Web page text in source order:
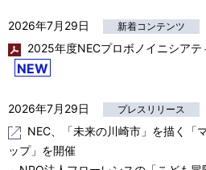
2026年7月29日 新着コンテンツ
2025年度NECプロボノイニシアテ
NEW
2026年7月29日 プレスリリース
NEC、「未来の川崎市」を描く「
ップ」を開催